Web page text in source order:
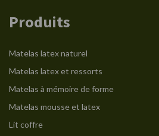
Produits
Matelas latex naturel
Matelas latex et ressorts
Matelas à mémoire de forme
Matelas mousse et latex
Lit coffre